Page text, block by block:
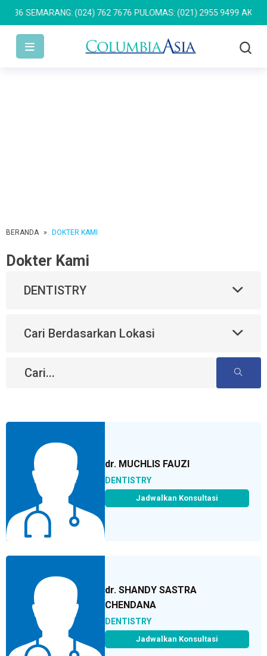
SEMARANG: (024) 762 7676 PULOMAS: (021) 2955 9499 AKSARA:
BERANDA » DOKTER KAMI
Dokter Kami
DENTISTRY
Cari Berdasarkan Lokasi
dr. MUCHLIS FAUZI
DENTISTRY
Jadwalkan Konsultasi
dr. SHANDY SASTRA
CHENDANA
DENTISTRY
Jadwalkan Konsultasi